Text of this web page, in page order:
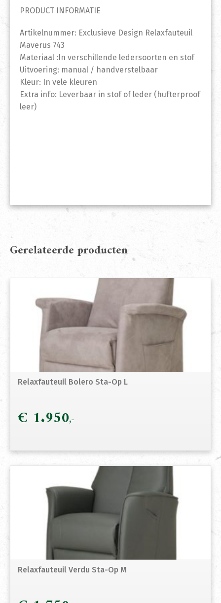
PRODUCT INFORMATIE
Artikelnummer: Exclusieve Design Relaxfauteuil
Maverus 743
Materiaal :In verschillende ledersoorten en stof
Uitvoering: manual / handverstelbaar
Kleur: In vele kleuren
Extra info: Leverbaar in stof of leder (hufterproof
leer)
Gerelateerde producten
Relaxfauteuil Bolero Sta-Op L
€ 1.950
Relaxfauteuil Verdu Sta-Op M